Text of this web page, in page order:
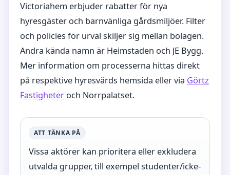
Victoriahem erbjuder rabatter för nya
hyresgäster och barnvänliga gårdsmiljöer. Filter
och policies för urval skiljer sig mellan bolagen.
Andra kända namn är Heimstaden och JE Bygg.
Mer information om processerna hittas direkt
på respektive hyresvärds hemsida eller via Görtz
Fastigheter och Norrpalatset.
ATT TÄNKA PÅ
Vissa aktörer kan prioritera eller exkludera
utvalda grupper, till exempel studenter/icke-